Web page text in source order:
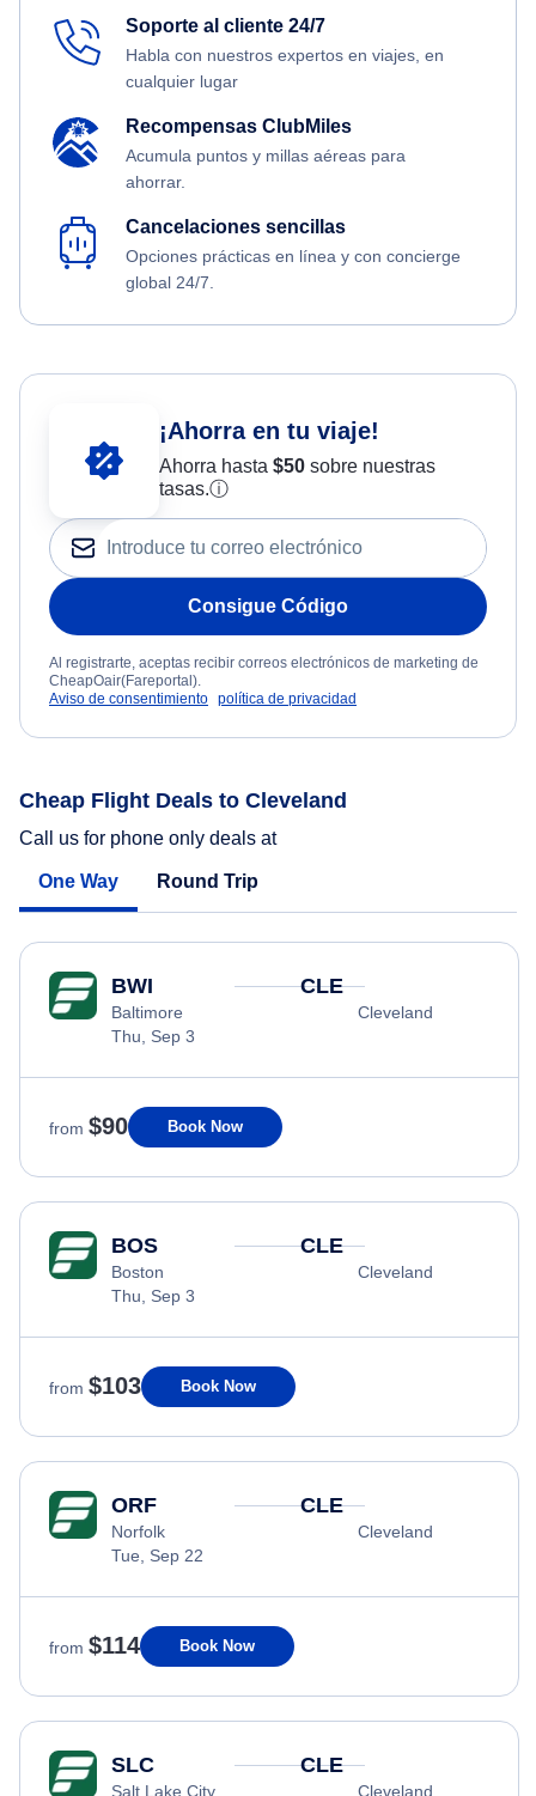
Soporte al cliente 24/7
Habla con nuestros expertos en viajes, en
cualquier lugar
Recompensas ClubMiles
Acumula puntos y millas aéreas para
ahorrar.
Cancelaciones sencillas
Opciones prácticas en línea y con concierge
global 24/7.
¡Ahorra en tu viaje!
Ahorra hasta $50sobre nuestras
tasas.ⓘ
Consigue Código
Al registrarte, aceptas recibir correos electrónicos de marketing de
CheapOair(Fareportal).
Aviso de consentimiento política de privacidad
Cheap Flight Deals to Cleveland
Call us for phone only deals at
One Way Round Trip
BWI
Baltimore
Thu, Sep 3
CLE
Cleveland
from $90 Book Now
BOS
Boston
Thu, Sep 3
CLE
Cleveland
from $103 Book Now
ORF
Norfolk
Tue, Sep 22
CLE
Cleveland
from $114 Book Now
SLC
Salt Lake City
CLE
Cleveland